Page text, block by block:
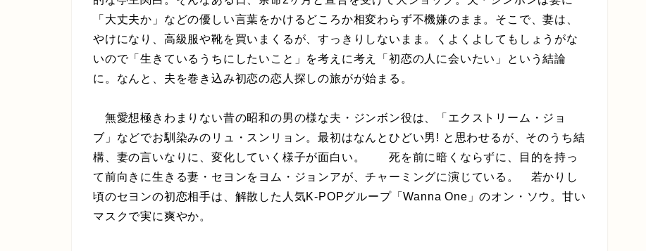
「大丈夫か」などの優しい言葉をかけるどころか相変わらず不機嫌のまま。そこで、妻は、
やけになり、高級服や靴を買いまくるが、すっきりしないまま。くよくよしてもしょうがな
いので「生きているうちにしたいこと」を考えに考え「初恋の人に会いたい」という結論
に。なんと、夫を巻き込み初恋の恋人探しの旅がが始まる。
無愛想極きわまりない昔の昭和の男の様な夫・ジンボン役は、「エクストリーム・ジョ
ブ」などでお馴染みのリュ・スンリョン。最初はなんとひどい男! と思わせるが、そのうち結
構、妻の言いなりに、変化していく様子が面白い。 死を前に暗くならずに、目的を持っ
て前向きに生きる妻・セヨンをヨム・ジョンアが、チャーミングに演じている。 若かりし
頃のセヨンの初恋相手は、解散した人気K-POPグループ「Wanna One」のオン・ソウ。甘い
マスクで実に爽やか。